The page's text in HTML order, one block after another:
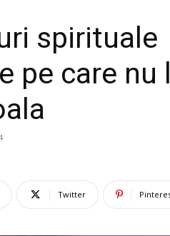
spirituale
pe care nu
Twitter